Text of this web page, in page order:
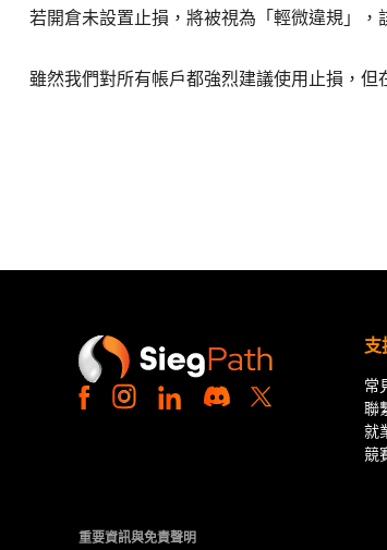
若開倉未設置止損，將被視為「輕微違規」，
雖然我們對所有帳戶都強烈建議使用止損，
支
常
聯
就
競
重要資訊與免責聲明